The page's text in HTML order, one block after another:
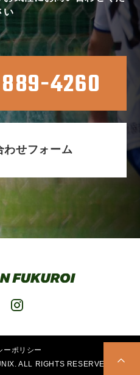
い
4260
わせフォーム
ーポリシー
ALL RIGHTS RESERVED.